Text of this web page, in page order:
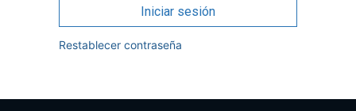
Iniciar sesión
Restablecer contraseña